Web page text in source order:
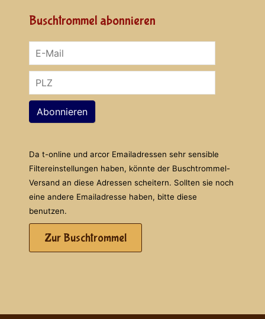
Buschtrommel abonnieren
Abonnieren
Da t-online und arcor Emailadressen sehr sensible
Filtereinstellungen haben, könnte der Buschtrommel-
Versand an diese Adressen scheitern. Sollten sie noch
eine andere Emailadresse haben, bitte diese
benutzen.
Zur Buschtrommel